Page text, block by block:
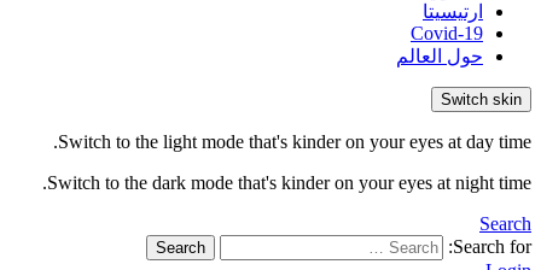
ارتيسيتا
Covid-19
حول العالم
Switch skin
Switch to the light mode that's kinder on your eyes at day time.
Switch to the dark mode that's kinder on your eyes at night time.
Search
Search for:
Search